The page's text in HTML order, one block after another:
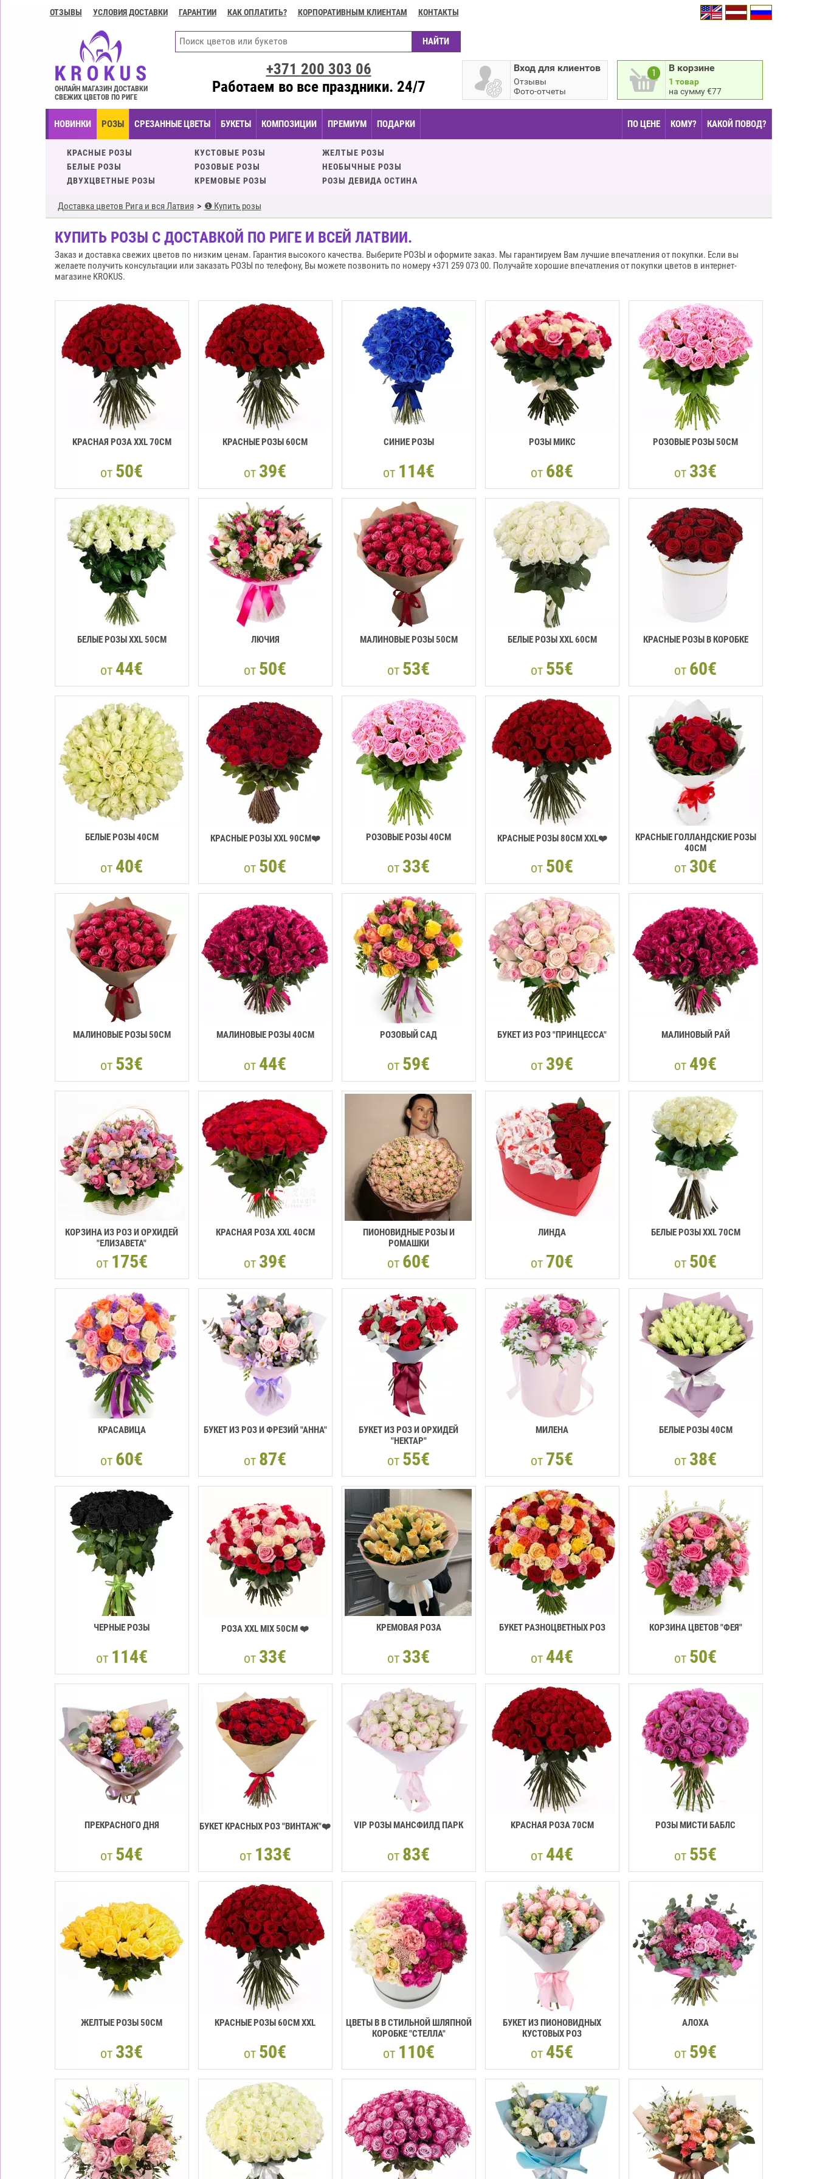
Контакты
ГАРАНТИИ
оплатить?
ОТЗЫВЫ УСЛОВИЯ ДОСТАВКИ ГАРАНТИИ КАК ОПЛАТИТЬ? КОРПОРАТИВНЫМ КЛИЕНТАМ КОНТАКТЫ
ОНЛАЙН МАГАЗИН ДОСТАВКИ
СВЕЖИХ ЦВЕТОВ ПО РИГЕ
1 В корзине
1 товар
на сумму €77
Вход для клиентов
Отзывы
Фото-отчеты
+371 200 303 06
Работаем во все праздники. 24/7
НОВИНКИ РОЗЫ СРЕЗАННЫЕ ЦВЕТЫ БУКЕТЫ КОМПОЗИЦИИ ПРЕМИУМ ПОДАРКИ ПО ЦЕНЕ КОМУ? КАКОЙ ПОВОД?
КРАСНЫЕ РОЗЫ
БЕЛЫЕ РОЗЫ
ДВУХЦВЕТНЫЕ РОЗЫ
КУСТОВЫЕ РОЗЫ
РОЗОВЫЕ РОЗЫ
КРЕМОВЫЕ РОЗЫ
ЖЕЛТЫЕ РОЗЫ
НЕОБЫЧНЫЕ РОЗЫ
РОЗЫ ДЕВИДА ОСТИНА
Доставка цветов Рига и вся Латвия ❶ Купить розы
КУПИТЬ РОЗЫ С ДОСТАВКОЙ ПО РИГЕ И ВСЕЙ ЛАТВИИ.
Заказ и доставка свежих цветов по низким ценам. Гарантия высокого качества. Выберите РОЗЫ и оформите заказ. Мы гарантируем Вам лучшие впечатления от покупки. Если вы
желаете получить консультации или заказать РОЗЫ по телефону, Вы можете позвонить по номеру +371 259 073 00. Получайте хорошие впечатления от покупки цветов в интернет-
магазине KROKUS.
KРАСНАЯ РОЗА XXL 70СМ
от 50€
КРАСНЫЕ РОЗЫ 60CM
от 39€
СИНИЕ РОЗЫ
от 114€
РОЗЫ МИКС
от 68€
РОЗОВЫЕ РОЗЫ 50СМ
от 33€
БЕЛЫЕ РОЗЫ XXL 50СМ
от 44€
ЛЮЧИЯ
от 50€
МАЛИНОВЫЕ РОЗЫ 50СМ
от 53€
БЕЛЫЕ РОЗЫ XXL 60CM
от 55€
КРАСНЫЕ РОЗЫ В КОРОБКЕ
от 60€
БЕЛЫЕ РОЗЫ 40СМ
от 40€
КРАСНЫЕ РОЗЫ XXL 90СМ❤️
от 50€
РОЗОВЫЕ РОЗЫ 40CM
от 33€
КРАСНЫЕ РОЗЫ 80CM XXL❤️
от 50€
КРАСНЫЕ ГОЛЛАНДСКИЕ РОЗЫ
40CM
от 30€
МАЛИНОВЫЕ РОЗЫ 50CM
от 53€
МАЛИНОВЫЕ РОЗЫ 40СМ
от 44€
РОЗОВЫЙ САД
от 59€
БУКЕТ ИЗ РОЗ "ПРИНЦЕССА"
от 39€
МАЛИНОВЫЙ РАЙ
от 49€
КОРЗИНА ИЗ РОЗ И ОРХИДЕЙ
"ЕЛИЗАВЕТА"
от 175€
КРАСНАЯ РОЗА XXL 40CM
от 39€
ПИОНОВИДНЫЕ РОЗЫ И
РОМАШКИ
от 60€
ЛИНДА
от 70€
БЕЛЫЕ РОЗЫ XXL 70СМ
от 50€
КРАСАВИЦА
от 60€
БУКЕТ ИЗ РОЗ И ФРЕЗИЙ "АННА"
от 87€
БУКЕТ ИЗ РОЗ И ОРХИДЕЙ
"НЕКТАР"
от 55€
МИЛЕНА
от 75€
БЕЛЫЕ РОЗЫ 40CM
от 38€
ЧЕРНЫЕ РОЗЫ
от 114€
РОЗА XXL MIX 50CM ❤️
от 33€
КРЕМОВАЯ РОЗА
от 33€
БУКЕТ РАЗНОЦВЕТНЫХ РОЗ
от 44€
КОРЗИНА ЦВЕТОВ "ФЕЯ"
от 50€
ПРЕКРАСНОГО ДНЯ
от 54€
БУКЕТ КРАСНЫХ РОЗ "ВИНТАЖ"❤️
от 133€
VIP РОЗЫ МАНСФИЛД ПАРК
от 83€
KРАСНАЯ РОЗА 70СМ
от 44€
РОЗЫ МИСТИ БАБЛС
от 55€
ЖЕЛТЫЕ РОЗЫ 50СМ
от 33€
КРАСНЫЕ РОЗЫ 60CМ XXL
от 50€
ЦВЕТЫ В В СТИЛЬНОЙ ШЛЯПНОЙ
КОРОБКЕ "СТЕЛЛА"
от 110€
БУКЕТ ИЗ ПИОНОВИДНЫХ
КУСТОВЫХ РОЗ
от 45€
АЛОХА
от 59€